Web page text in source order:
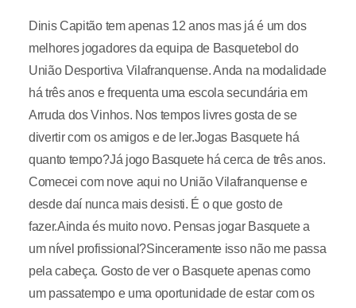
Dinis Capitão tem apenas 12 anos mas já é um dos
melhores jogadores da equipa de Basquetebol do
União Desportiva Vilafranquense. Anda na modalidade
há três anos e frequenta uma escola secundária em
Arruda dos Vinhos. Nos tempos livres gosta de se
divertir com os amigos e de ler.Jogas Basquete há
quanto tempo?Já jogo Basquete há cerca de três anos.
Comecei com nove aqui no União Vilafranquense e
desde daí nunca mais desisti. É o que gosto de
fazer.Ainda és muito novo. Pensas jogar Basquete a
um nível profissional?Sinceramente isso não me passa
pela cabeça. Gosto de ver o Basquete apenas como
um passatempo e uma oportunidade de estar com os